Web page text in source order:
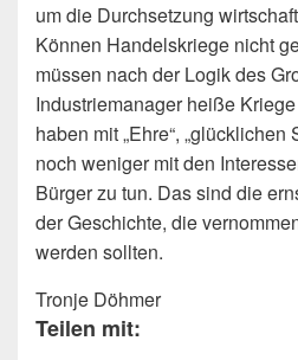
um die Durchsetzung
Können Handelskriege nicht
müssen nach der Logik des
Industriemanager heiße
ha­ben mit „Ehre“, „glücklichen
noch weniger mit den
Bürger zu tun. Das sind die
der Ge­schichte, die
werden sollten.
Tronje Döhmer
Teilen mit: